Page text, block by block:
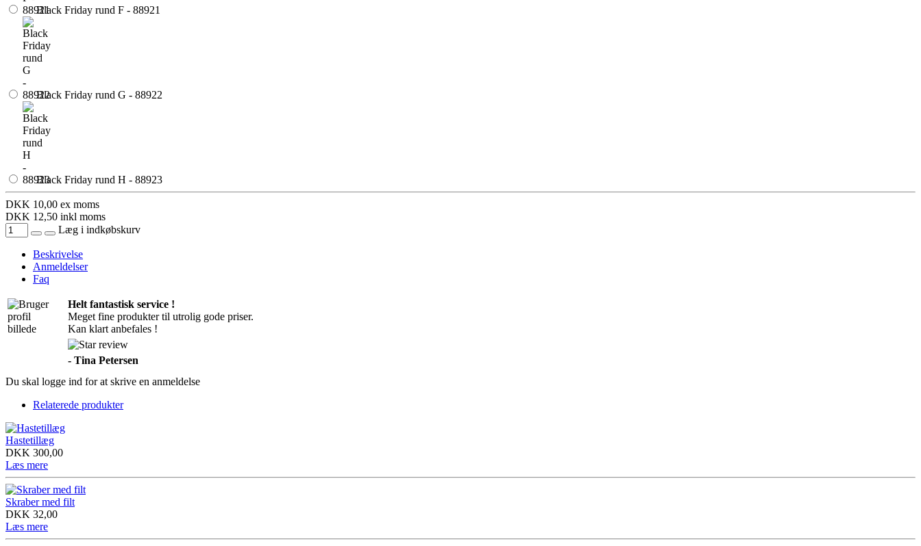
Black Friday rund F - 88921
Black Friday rund G - 88922
Black Friday rund H - 88923
DKK 10,00 ex moms
DKK 12,50 inkl moms
Læg i indkøbskurv
Beskrivelse
Anmeldelser
Faq
Helt fantastisk service !
Meget fine produkter til utrolig gode priser.
Kan klart anbefales !
- Tina Petersen
Du skal logge ind for at skrive en anmeldelse
Relaterede produkter
Hastetillæg
DKK 300,00
Læs mere
Skraber med filt
DKK 32,00
Læs mere